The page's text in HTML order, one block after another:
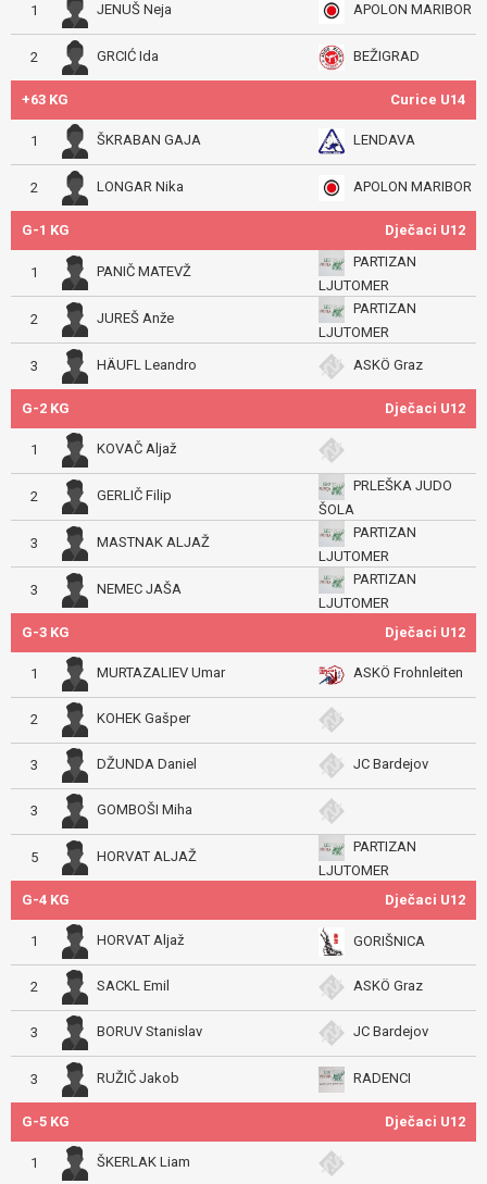
1 JENUŠ Neja APOLON MARIBOR
2 GRCIĆ Ida BEŽIGRAD
+63 KG Curice U14
1 ŠKRABAN GAJA LENDAVA
2 LONGAR Nika APOLON MARIBOR
G-1 KG Dječaci U12
1 PANIČ MATEVŽ
PARTIZAN
LJUTOMER
2 JUREŠ Anže
PARTIZAN
LJUTOMER
3 HÄUFL Leandro ASKÖ Graz
G-2 KG Dječaci U12
1 KOVAČ Aljaž
2 GERLIČ Filip
PRLEŠKA JUDO
ŠOLA
3 MASTNAK ALJAŽ
PARTIZAN
LJUTOMER
3 NEMEC JAŠA
PARTIZAN
LJUTOMER
G-3 KG
Dječaci U12
1 MURTAZALIEV Umar ASKÖ Frohnleiten
2 KOHEK Gašper
3 DŽUNDA Daniel JC Bardejov
3 GOMBOŠI Miha
5 HORVAT ALJAŽ
PARTIZAN
LJUTOMER
G-4 KG
Dječaci U12
1 HORVAT Aljaž GORIŠNICA
2 SACKL Emil ASKÖ Graz
3 BORUV Stanislav JC Bardejov
3 RUŽIČ Jakob RADENCI
G-5 KG Dječaci U12
1 ŠKERLAK Liam